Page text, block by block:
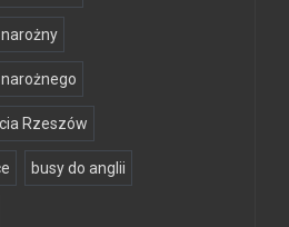
Rzeszów
busy do anglii